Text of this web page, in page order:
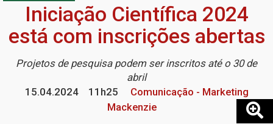
Iniciação Científica 2024
está com inscrições abertas
Projetos de pesquisa podem ser inscritos até o 30 de
abril
15.04.2024
11h25
Comunicação - Marketing
Mackenzie